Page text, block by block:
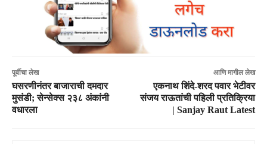
पूर्वीचा लेख
घसरणीनंतर बाजाराची दमदार
मुसंडी; सेन्सेक्स २३८ अंकांनी
वधारला
आणि मागील लेख
एकनाथ शिंदे-शरद पवार भेटीवर
संजय राऊतांची पहिली प्रतिक्रिया
| Sanjay Raut Latest